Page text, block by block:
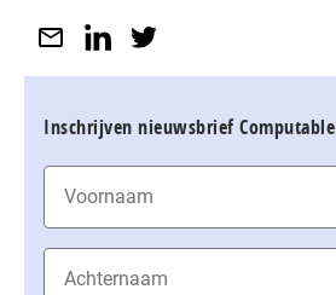
Inschrijven nieuwsbrief Computable